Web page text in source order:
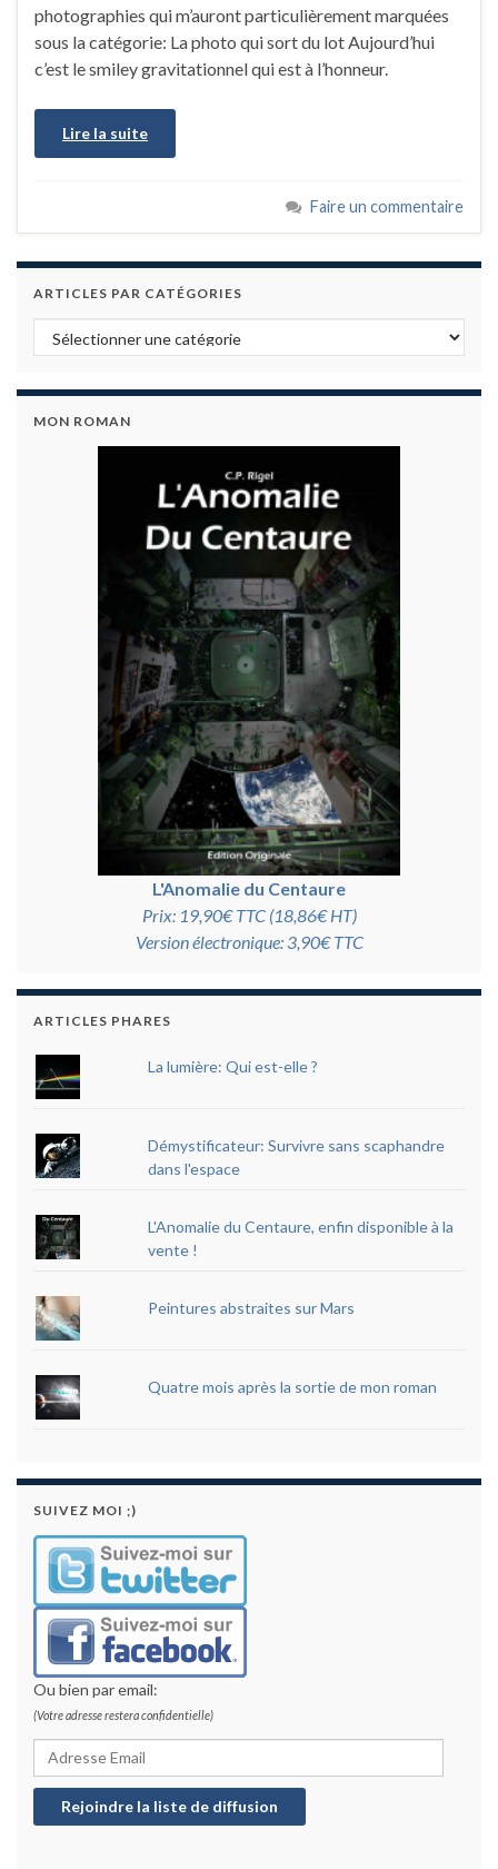
photographies qui m’auront particulièrement marquées
sous la catégorie: La photo qui sort du lot Aujourd’hui
c’est le smiley gravitationnel qui est à l’honneur.
Lire la suite
Faire un commentaire
ARTICLES PAR CATÉGORIES
Articles par catégories
MON ROMAN
L'Anomalie du Centaure
Prix: 19,90€ TTC (18,86€ HT)
Version électronique: 3,90€ TTC
ARTICLES PHARES
La lumière: Qui est-elle ?
Démystificateur: Survivre sans scaphandre
dans l'espace
L'Anomalie du Centaure, enfin disponible à la
vente !
Peintures abstraites sur Mars
Quatre mois après la sortie de mon roman
SUIVEZ MOI ;)
Ou bien par email:
(Votre adresse restera confidentielle)
Adresse Email
Rejoindre la liste de diffusion